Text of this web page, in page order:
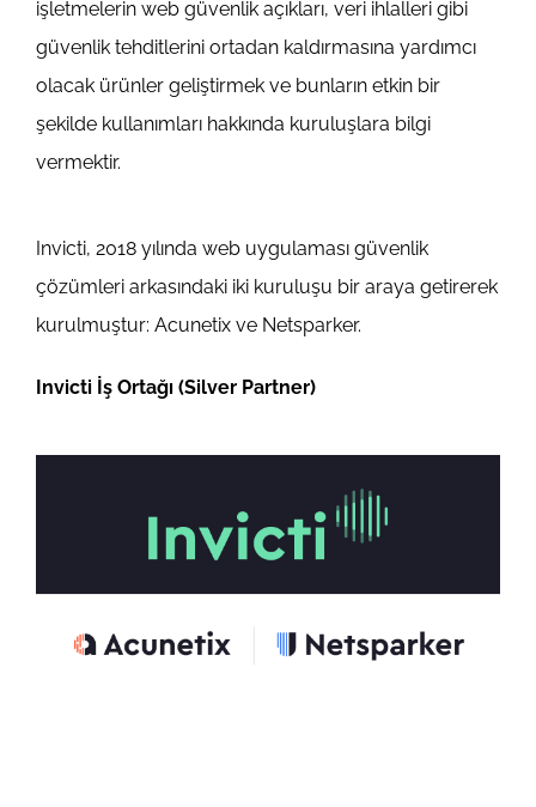
işletmelerin web güvenlik açıkları, veri ihlalleri gibi
güvenlik tehditlerini ortadan kaldırmasına yardımcı
olacak ürünler geliştirmek ve bunların etkin bir
şekilde kullanımları hakkında kuruluşlara bilgi
vermektir.
Invicti, 2018 yılında web uygulaması güvenlik
çözümleri arkasındaki iki kuruluşu bir araya getirerek
kurulmuştur: Acunetix ve Netsparker.
Invicti İş Ortağı (Silver Partner)